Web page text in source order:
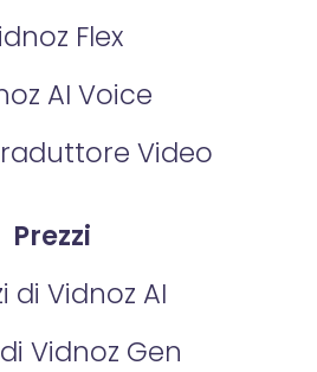
Flex
AI Voice
Video
Prezzi
di Vidnoz AI
Vidnoz Gen